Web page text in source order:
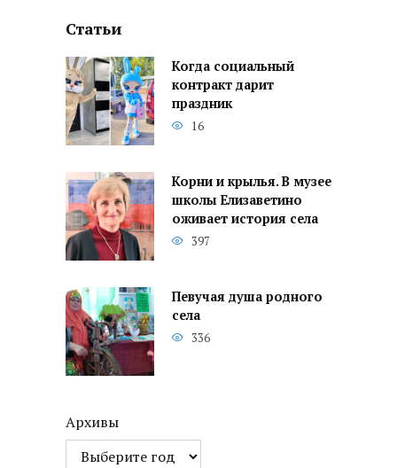
Статьи
Когда социальный
контракт дарит
праздник
16
Корни и крылья. В музее
школы Елизаветино
оживает история села
397
Певучая душа родного
села
336
Архивы